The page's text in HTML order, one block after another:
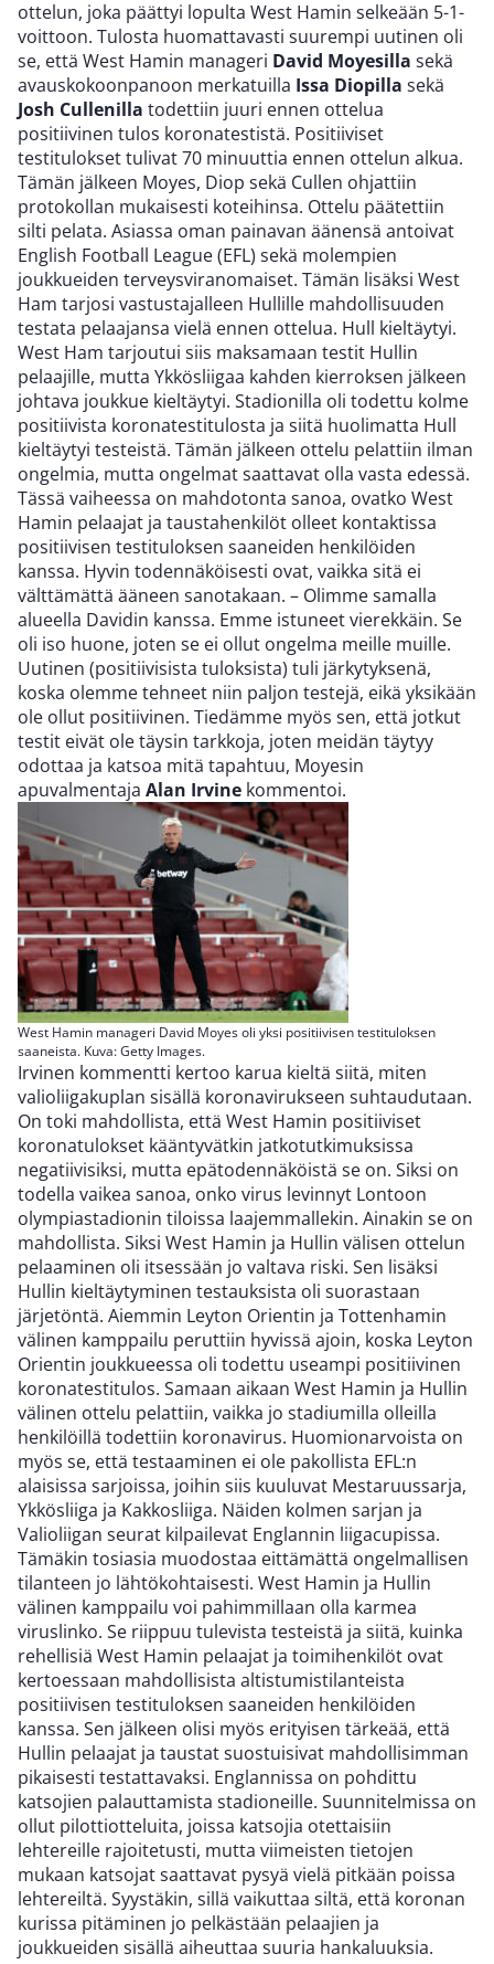
ottelun, joka päättyi lopulta West Hamin selkeään 5-1-
voittoon. Tulosta huomattavasti suurempi uutinen oli
se, että West Hamin manageri David Moyesilla sekä
avauskokoonpanoon merkatuilla Issa Diopilla sekä
Josh Cullenilla todettiin juuri ennen ottelua
positiivinen tulos koronatestistä. Positiiviset
testitulokset tulivat 70 minuuttia ennen ottelun alkua.
Tämän jälkeen Moyes, Diop sekä Cullen ohjattiin
protokollan mukaisesti koteihinsa. Ottelu päätettiin
silti pelata. Asiassa oman painavan äänensä antoivat
English Football League (EFL) sekä molempien
joukkueiden terveysviranomaiset. Tämän lisäksi West
Ham tarjosi vastustajalleen Hullille mahdollisuuden
testata pelaajansa vielä ennen ottelua. Hull kieltäytyi.
West Ham tarjoutui siis maksamaan testit Hullin
pelaajille, mutta Ykkösliigaa kahden kierroksen jälkeen
johtava joukkue kieltäytyi. Stadionilla oli todettu kolme
positiivista koronatestitulosta ja siitä huolimatta Hull
kieltäytyi testeistä. Tämän jälkeen ottelu pelattiin ilman
ongelmia, mutta ongelmat saattavat olla vasta edessä.
Tässä vaiheessa on mahdotonta sanoa, ovatko West
Hamin pelaajat ja taustahenkilöt olleet kontaktissa
positiivisen testituloksen saaneiden henkilöiden
kanssa. Hyvin todennäköisesti ovat, vaikka sitä ei
välttämättä ääneen sanotakaan. – Olimme samalla
alueella Davidin kanssa. Emme istuneet vierekkäin. Se
oli iso huone, joten se ei ollut ongelma meille muille.
Uutinen (positiivisista tuloksista) tuli järkytyksenä,
koska olemme tehneet niin paljon testejä, eikä yksikään
ole ollut positiivinen. Tiedämme myös sen, että jotkut
testit eivät ole täysin tarkkoja, joten meidän täytyy
odottaa ja katsoa mitä tapahtuu, Moyesin
apuvalmentaja Alan Irvine kommentoi.
West Hamin manageri David Moyes oli yksi positiivisen testituloksen
saaneista. Kuva: Getty Images.
Irvinen kommentti kertoo karua kieltä siitä, miten
valioliigakuplan sisällä koronavirukseen suhtaudutaan.
On toki mahdollista, että West Hamin positiiviset
koronatulokset kääntyvätkin jatkotutkimuksissa
negatiivisiksi, mutta epätodennäköistä se on. Siksi on
todella vaikea sanoa, onko virus levinnyt Lontoon
olympiastadionin tiloissa laajemmallekin. Ainakin se on
mahdollista. Siksi West Hamin ja Hullin välisen ottelun
pelaaminen oli itsessään jo valtava riski. Sen lisäksi
Hullin kieltäytyminen testauksista oli suorastaan
järjetöntä. Aiemmin Leyton Orientin ja Tottenhamin
välinen kamppailu peruttiin hyvissä ajoin, koska Leyton
Orientin joukkueessa oli todettu useampi positiivinen
koronatestitulos. Samaan aikaan West Hamin ja Hullin
välinen ottelu pelattiin, vaikka jo stadiumilla olleilla
henkilöillä todettiin koronavirus. Huomionarvoista on
myös se, että testaaminen ei ole pakollista EFL:n
alaisissa sarjoissa, joihin siis kuuluvat Mestaruussarja,
Ykkösliiga ja Kakkosliiga. Näiden kolmen sarjan ja
Valioliigan seurat kilpailevat Englannin liigacupissa.
Tämäkin tosiasia muodostaa eittämättä ongelmallisen
tilanteen jo lähtökohtaisesti. West Hamin ja Hullin
välinen kamppailu voi pahimmillaan olla karmea
viruslinko. Se riippuu tulevista testeistä ja siitä, kuinka
rehellisiä West Hamin pelaajat ja toimihenkilöt ovat
kertoessaan mahdollisista altistumistilanteista
positiivisen testituloksen saaneiden henkilöiden
kanssa. Sen jälkeen olisi myös erityisen tärkeää, että
Hullin pelaajat ja taustat suostuisivat mahdollisimman
pikaisesti testattavaksi. Englannissa on pohdittu
katsojien palauttamista stadioneille. Suunnitelmissa on
ollut pilottiotteluita, joissa katsojia otettaisiin
lehtereille rajoitetusti, mutta viimeisten tietojen
mukaan katsojat saattavat pysyä vielä pitkään poissa
lehtereiltä. Syystäkin, sillä vaikuttaa siltä, että koronan
kurissa pitäminen jo pelkästään pelaajien ja
joukkueiden sisällä aiheuttaa suuria hankaluuksia.